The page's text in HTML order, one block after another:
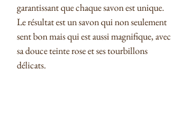
garantissant que chaque savon est unique.
Le résultat est un savon qui non seulement
sent bon mais qui est aussi magnifique, avec
sa douce teinte rose et ses tourbillons
délicats.